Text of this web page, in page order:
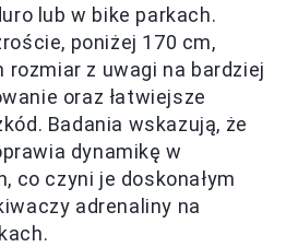
lub w bike parkach.
poniżej 170 cm,
z uwagi na bardziej
oraz łatwiejsze
Badania wskazują, że
dynamikę w
co czyni je doskonałym
adrenaliny na